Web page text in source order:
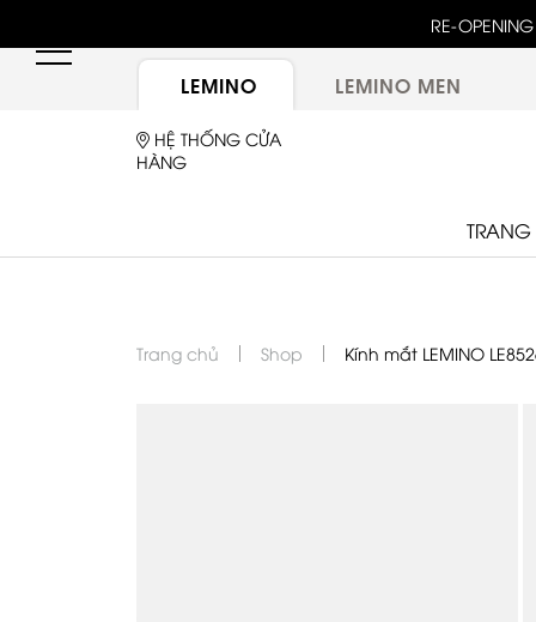
túi LEMINO với logo Double L mới sau một thập kỷ
RE-
LEMINO LEMINO MEN
HỆ THỐNG CỬA
HÀNG
Trang chủ Shop Kính mắt LEMINO